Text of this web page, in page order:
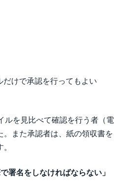
けで承認を行ってもよい
ルを見比べて確認を行う者（電
また承認者は、紙の領収書を
署名をしなければならない」